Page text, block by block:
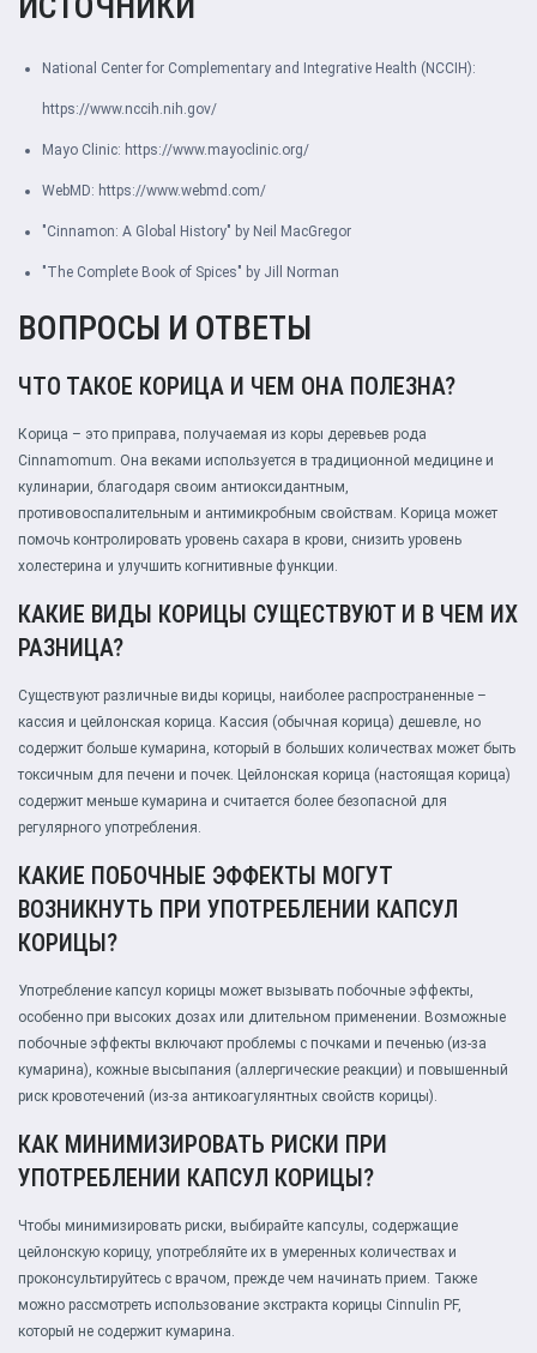
National Center for Complementary and Integrative Health (NCCIH):
https://www.nccih.nih.gov/
Mayo Clinic: https://www.mayoclinic.org/
WebMD: https://www.webmd.com/
"Cinnamon: A Global History" by Neil MacGregor
"The Complete Book of Spices" by Jill Norman
ВОПРОСЫ И ОТВЕТЫ
ЧТО ТАКОЕ КОРИЦА И ЧЕМ ОНА ПОЛЕЗНА?
Корица – это приправа, получаемая из коры деревьев рода
Cinnamomum. Она веками используется в традиционной медицине и
кулинарии, благодаря своим антиоксидантным,
противовоспалительным и антимикробным свойствам. Корица может
помочь контролировать уровень сахара в крови, снизить уровень
холестерина и улучшить когнитивные функции.
КАКИЕ ВИДЫ КОРИЦЫ СУЩЕСТВУЮТ И В ЧЕМ ИХ
РАЗНИЦА?
Существуют различные виды корицы, наиболее распространенные –
кассия и цейлонская корица. Кассия (обычная корица) дешевле, но
содержит больше кумарина, который в больших количествах может быть
токсичным для печени и почек. Цейлонская корица (настоящая корица)
содержит меньше кумарина и считается более безопасной для
регулярного употребления.
КАКИЕ ПОБОЧНЫЕ ЭФФЕКТЫ МОГУТ
ВОЗНИКНУТЬ ПРИ УПОТРЕБЛЕНИИ КАПСУЛ
КОРИЦЫ?
Употребление капсул корицы может вызывать побочные эффекты,
особенно при высоких дозах или длительном применении. Возможные
побочные эффекты включают проблемы с почками и печенью (из-за
кумарина), кожные высыпания (аллергические реакции) и повышенный
риск кровотечений (из-за антикоагулянтных свойств корицы).
КАК МИНИМИЗИРОВАТЬ РИСКИ ПРИ
УПОТРЕБЛЕНИИ КАПСУЛ КОРИЦЫ?
Чтобы минимизировать риски, выбирайте капсулы, содержащие
цейлонскую корицу, употребляйте их в умеренных количествах и
проконсультируйтесь с врачом, прежде чем начинать прием. Также
можно рассмотреть использование экстракта корицы Cinnulin PF,
который не содержит кумарина.